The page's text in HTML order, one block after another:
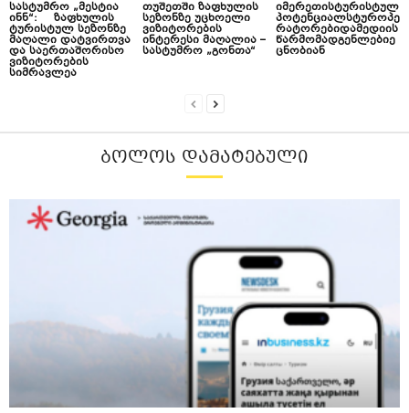
სასტუმრო „მესტია
ინნ“: ზაფხულის
ტურისტულ სეზონზე
მაღალი დატვირთვა
და საერთაშორისო
ვიზიტორების
სიმრავლეა
თუშეთში ზაფხულის
სეზონზე უცხოელი
ვიზიტორების
ინტერესი მაღალია –
სასტუმრო „გონთა“
იმერეთისტურისტულ
პოტენციალსტუროპე
რატორებიდამედიის
წარმომადგენლებიე
ცნობიან
ᲑᲝᲚᲝᲡ ᲓᲐᲛᲐᲢᲔᲑᲣᲚᲘ